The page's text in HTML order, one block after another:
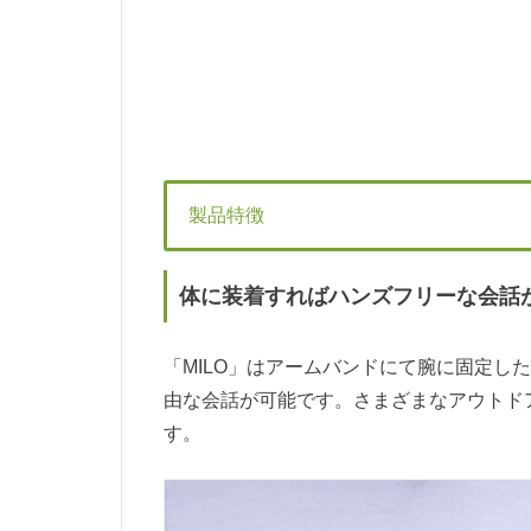
製品特徴
体に装着すればハンズフリーな会話
「MILO」はアームバンドにて腕に固定し
由な会話が可能です。さまざまなアウト
す。